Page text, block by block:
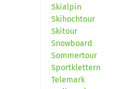
Skialpin
Skihochtour
Skitour
Snowboard
Sommertour
Sportklettern
Telemark